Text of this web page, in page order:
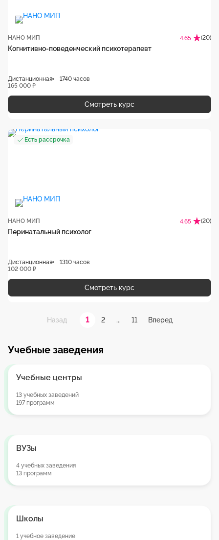
НАНО МИП 4.65 (20)
Когнитивно-поведенческий психотерапевт
Дистанционная
1740 часов
165 000 ₽
Смотреть курс
Есть рассрочка
НАНО МИП 4.65 (20)
Перинатальный психолог
Дистанционная
1310 часов
102 000 ₽
Смотреть курс
Назад 1 2 ... 11 Вперед
Учебные заведения
Учебные центры
13 учебных заведений
197 программ
ВУЗы
4 учебных заведения
13 программ
Школы
1 учебное заведение